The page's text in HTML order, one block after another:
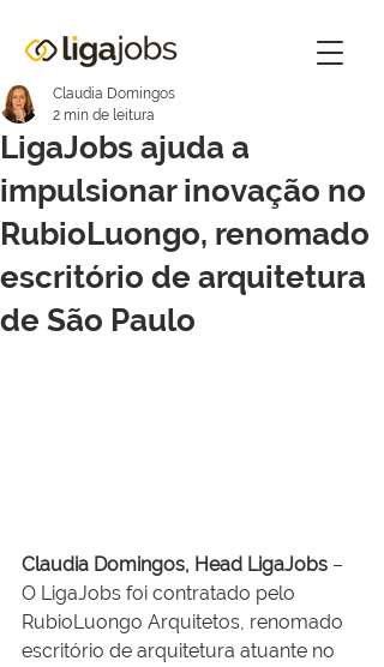
LigaJobs ajuda a
impulsionar inovação no
RubioLuongo, renomado
escritório de arquitetura
de São Paulo
Claudia Domingos
2 min de leitura
Claudia Domingos, Head LigaJobs –
O LigaJobs foi contratado pelo
RubioLuongo Arquitetos, renomado
escritório de arquitetura atuante no